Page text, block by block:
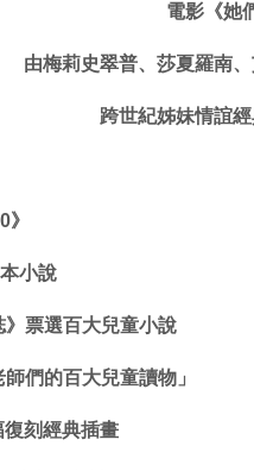
電影《她
由梅莉史翠普、莎夏羅南
跨世紀姊妹情誼
》
本小說
票選百大兒童小說
們的百大兒童讀物」
復刻經典插畫